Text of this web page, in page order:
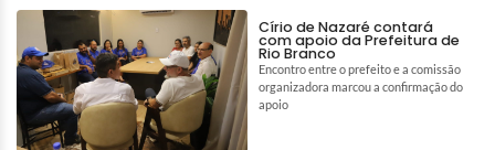
Círio de Nazaré contará
com apoio da Prefeitura de
Rio Branco
Encontro entre o prefeito e a comissão
organizadora marcou a confirmação do
apoio